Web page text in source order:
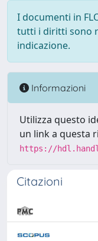
I documenti in
tutti i diritti sono
indicazione.
Informazioni
Utilizza questo
un link a questa
https://
Citazioni